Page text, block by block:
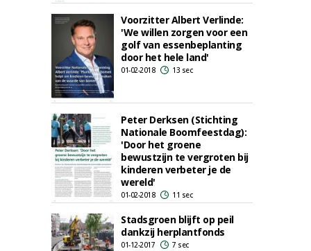
Voorzitter Albert Verlinde:
'We willen zorgen voor een
golf van essenbeplanting
door het hele land'
01-02-2018 13 sec
Peter Derksen (Stichting
Nationale Boomfeestdag):
'Door het groene
bewustzijn te vergroten bij
kinderen verbeter je de
wereld'
01-02-2018 11 sec
Stadsgroen blijft op peil
dankzij herplantfonds
01-12-2017 7 sec